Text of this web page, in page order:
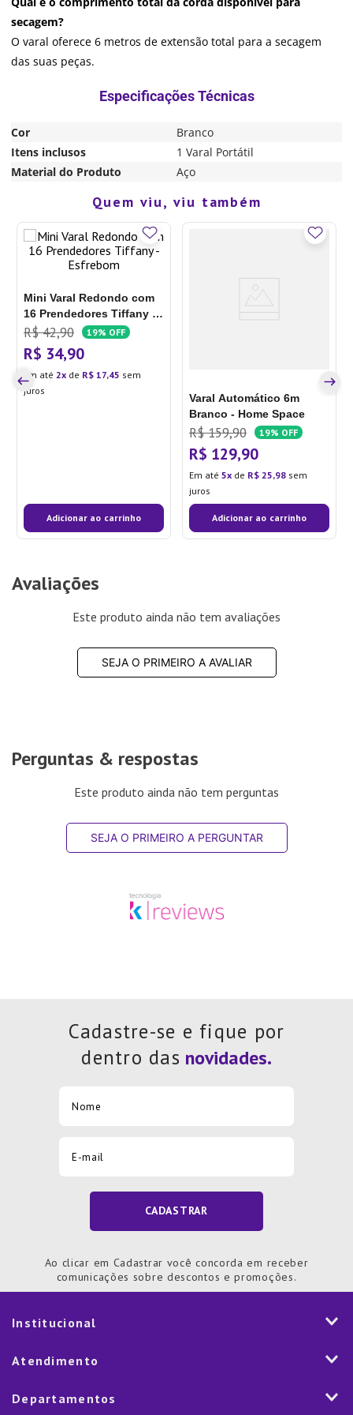
secagem?
O varal oferece 6 metros de extensão total para a secagem
das suas peças.
Cor
Branco
Itens inclusos
1 Varal Portátil
Material do Produto
Aço
Quem viu, viu também
Mini Varal Redondo com
16 Prendedores Tiffany -
Esfrebom
R$ 42,90 19% OFF
R$ 34,90
Em até 2 de R$ 17,45 sem
juros
Adicionar ao carrinho
Varal Automático 6m
Branco - Home Space
R$ 159,90 19% OFF
R$ 129,90
Em até 5 de R$ 25,98 sem
juros
Adicionar ao carrinho
Avaliações
Este produto ainda não tem avaliações
SEJA O PRIMEIRO A AVALIAR
Perguntas & respostas
Este produto ainda não tem perguntas
SEJA O PRIMEIRO A PERGUNTAR
Cadastre-se e fique por
dentro das
CADASTRAR
Ao clicar em Cadastrar você concorda em receber
comunicações sobre descontos e promoções.
Institucional
História
Nossas Lojas
Atendimento
Departamentos